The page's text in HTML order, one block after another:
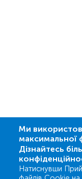
Ми
максимальної
Дізнайтесь
Натиснувши